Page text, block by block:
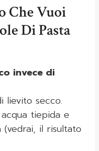
Che Vuoi
Di Pasta
invece di
lievito secco.
tiepida e
il risultato